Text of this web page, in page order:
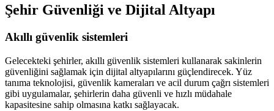
Şehir Güvenliği ve Dijital Altyapı
Akıllı güvenlik sistemleri
Gelecekteki şehirler, akıllı güvenlik sistemleri kullanarak sakinlerin
güvenliğini sağlamak için dijital altyapılarını güçlendirecek. Yüz
tanıma teknolojisi, güvenlik kameraları ve acil durum çağrı sistemleri
gibi uygulamalar, şehirlerin daha güvenli ve hızlı müdahale
kapasitesine sahip olmasına katkı sağlayacak.